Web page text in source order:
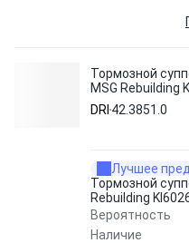
Тормозной
MSG Rebuilding
DRI 42.3851.0
Лучшее
Тормозной
Rebuilding
Вероятность
Наличие